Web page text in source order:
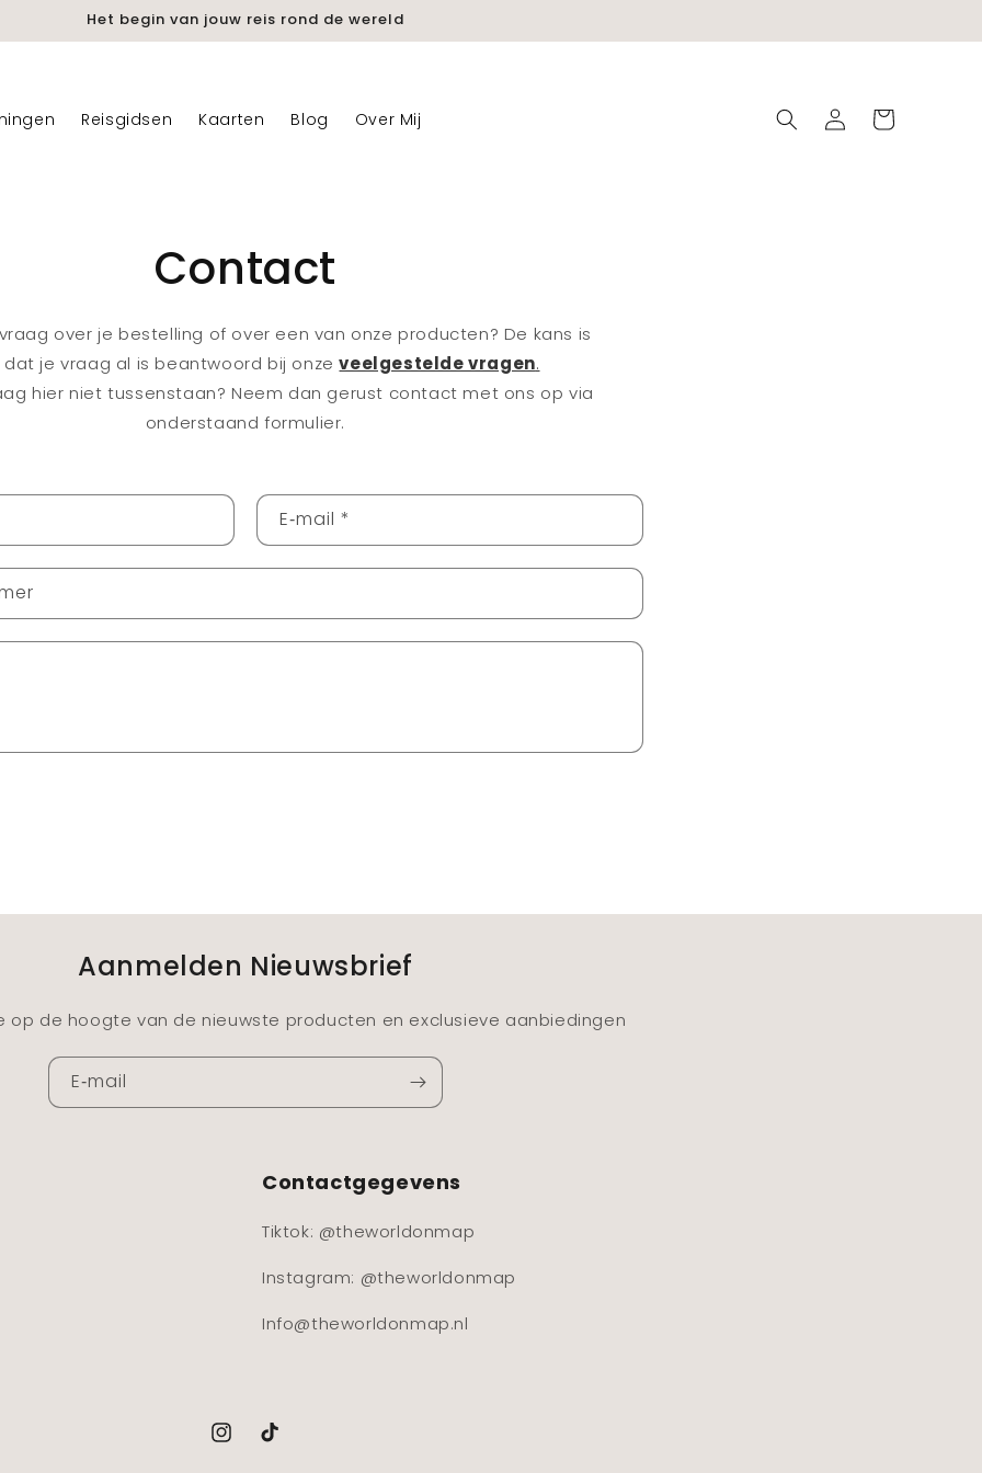
Het begin van jouw reis rond de wereld
Reisgidsen Kaarten Blog Over Mij Inloggen
Winkelwagen
Contact
over je bestelling of over een van onze producten? De kans is
je vraag al is beantwoord bij onzeveelgestelde vragen.
hier niet tussenstaan? Neem dan gerust contact met ons op via
onderstaand formulier.
E‑mail *
Aanmelden Nieuwsbrief
op de hoogte van de nieuwste producten en exclusieve aanbiedingen
E‑mail
Contactgegevens
Tiktok: @theworldonmap
Instagram: @theworldonmap
Info@theworldonmap.nl
Instagram
TikTok